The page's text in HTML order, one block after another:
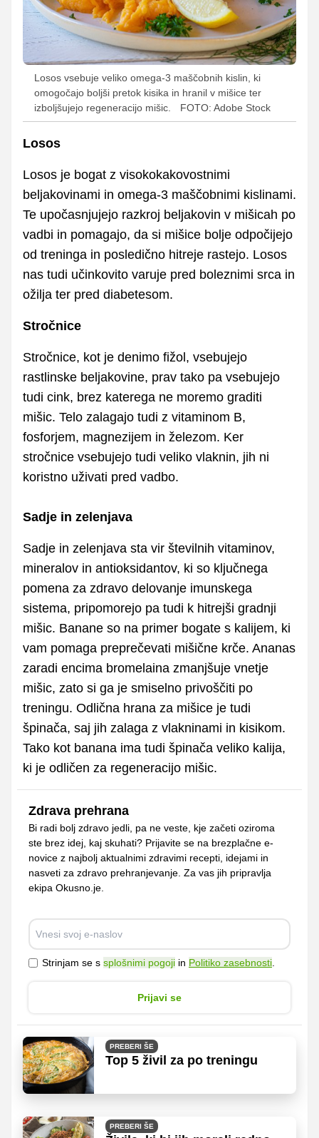
Losos vsebuje veliko omega-3 maščobnih kislin, ki
omogočajo boljši pretok kisika in hranil v mišice ter
izboljšujejo regeneracijo mišic.
FOTO: Adobe Stock
Losos
Losos je bogat z visokokakovostnimi
beljakovinami in omega-3 maščobnimi kislinami.
Te upočasnjujejo razkroj beljakovin v mišicah po
vadbi in pomagajo, da si mišice bolje odpočijejo
od treninga in posledično hitreje rastejo. Losos
nas tudi učinkovito varuje pred boleznimi srca in
ožilja ter pred diabetesom.
Stročnice
Stročnice, kot je denimo fižol, vsebujejo
rastlinske beljakovine, prav tako pa vsebujejo
tudi cink, brez katerega ne moremo graditi
mišic. Telo zalagajo tudi z vitaminom B,
fosforjem, magnezijem in železom. Ker
stročnice vsebujejo tudi veliko vlaknin, jih ni
koristno uživati pred vadbo.
Sadje in zelenjava
Sadje in zelenjava sta vir številnih vitaminov,
mineralov in antioksidantov, ki so ključnega
pomena za zdravo delovanje imunskega
sistema, pripomorejo pa tudi k hitrejši gradnji
mišic. Banane so na primer bogate s kalijem, ki
vam pomaga preprečevati mišične krče. Ananas
zaradi encima bromelaina zmanjšuje vnetje
mišic, zato si ga je smiselno privoščiti po
treningu. Odlična hrana za mišice je tudi
špinača, saj jih zalaga z vlakninami in kisikom.
Tako kot banana ima tudi špinača veliko kalija,
ki je odličen za regeneracijo mišic.
Zdrava prehrana
Bi radi bolj zdravo jedli, pa ne veste, kje začeti oziroma
ste brez idej, kaj skuhati? Prijavite se na brezplačne e-
novice z najbolj aktualnimi zdravimi recepti, idejami in
nasveti za zdravo prehranjevanje. Za vas jih pripravlja
ekipa Okusno.je.
Strinjam se s splošnimi pogoji in Politiko zasebnosti.
Prijavi se
PREBERI ŠE
Top 5 živil za po treningu
PREBERI ŠE